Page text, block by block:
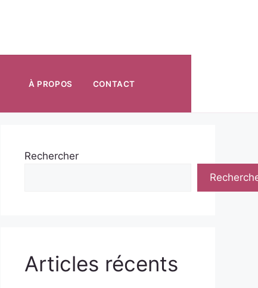
À PROPOS CONTACT
Rechercher
Articles récents